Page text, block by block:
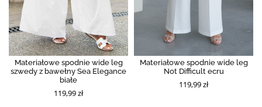
Materiałowe spodnie wide leg
szwedy z bawełny Sea Elegance
białe
119,99 zł
Materiałowe spodnie wide leg
Not Difficult ecru
119,99 zł